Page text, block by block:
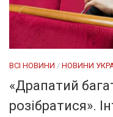
ВСІ НОВИНИ / НОВИНИ
«Драпатий
розібратися».